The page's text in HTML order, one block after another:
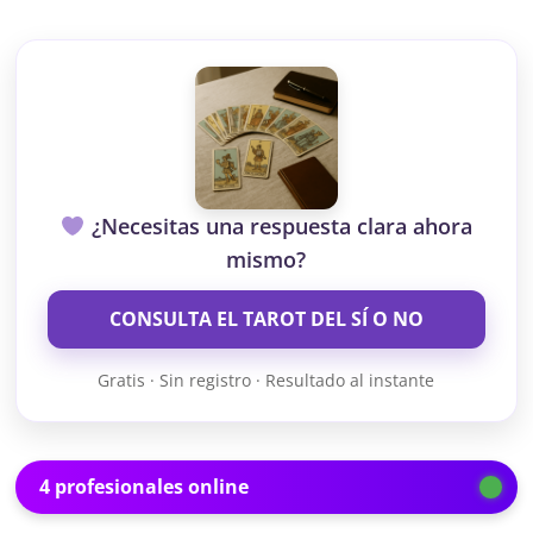
¿Necesitas una respuesta clara ahora
mismo?
CONSULTA EL TAROT DEL SÍ O NO
Gratis · Sin registro · Resultado al instante
4 profesionales online